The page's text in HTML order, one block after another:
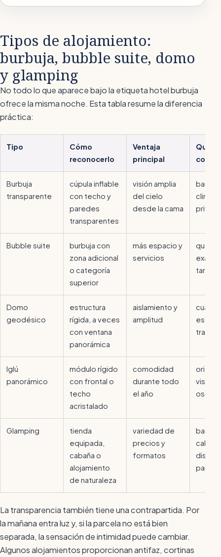
Tipos de alojamiento:
burbuja, bubble suite, domo
y glamping
No todo lo que aparece bajo la etiquetahotel burbuja
ofrece la misma noche. Esta tabla resume la diferencia
práctica:
Tipo
Cómo
reconocerlo
Ventaja
principal
Qué
Burbuja
transparente
cúpula inflable
con techo y
paredes
transparentes
visión amplia
del cielo
desde la cama
baño
Bubble suite
burbuja con
zona adicional
o categoría
superior
más espacio y
servicios
qué
tarifa
Domo
geodésico
estructura
rígida, a veces
con ventana
panorámica
aislamiento y
amplitud
es
Iglú
panorámico
módulo rígido
con frontal o
techo
acristalado
comodidad
durante todo
el año
vistas y
Glamping
tienda
equipada,
cabaña o
alojamiento
de naturaleza
variedad de
precios y
formatos
baño,
La transparencia también tiene una contrapartida. Por
la mañana entra luz y, si la parcela no está bien
separada, la sensación de intimidad puede cambiar.
Algunos alojamientos proporcionan antifaz, cortinas